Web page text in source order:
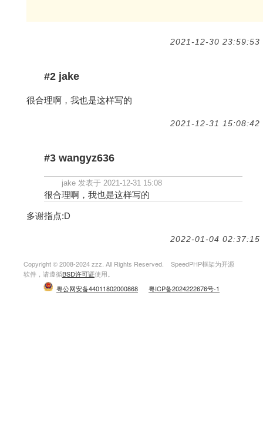
2021-12-30 23:59:53
#2 jake
很合理啊，我也是这样写的
2021-12-31 15:08:42
#3 wangyz636
jake 发表于 2021-12-31 15:08
很合理啊，我也是这样写的
多谢指点:D
2022-01-04 02:37:15
Copyright © 2008-2024 zzz. All Rights Reserved. SpeedPHP框架为开源
软件，请遵循BSD许可证使用。
粤公网安备44011802000868
粤ICP备2024222676号-1